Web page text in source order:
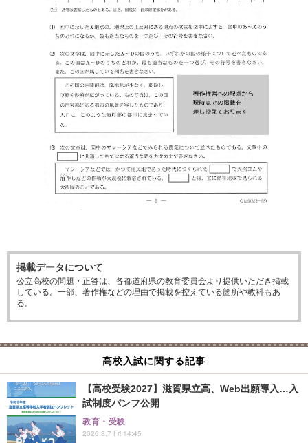
掲載データについて
公立高校の問題・正答は、各都道府県の教育委員会より提供いただき掲載
している。一部、著作権などの理由で掲載を控えている箇所や教科もあ
る。
高校入試に関する記事
【高校受験2027】滋賀県立高、Web出願導入…入
試制度パンフ公開
教育・受験
2026.8.7 Fri 14:45